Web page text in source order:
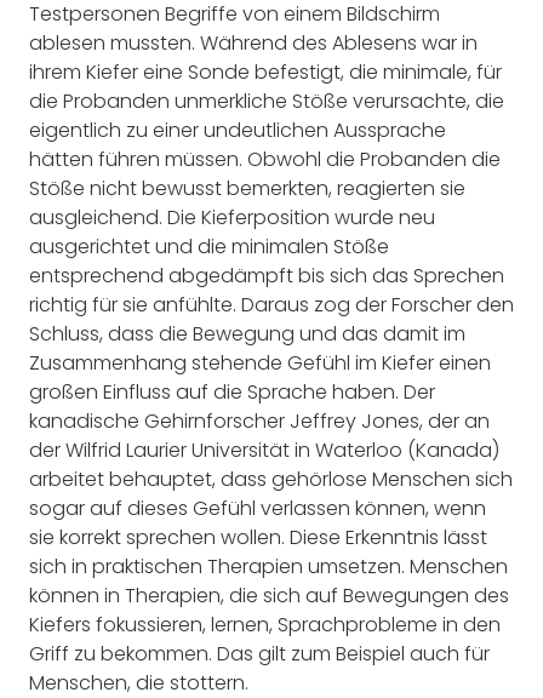
Testpersonen Begriffe von einem Bildschirm
ablesen mussten. Während des Ablesens war in
ihrem Kiefer eine Sonde befestigt, die minimale, für
die Probanden unmerkliche Stöße verursachte, die
eigentlich zu einer undeutlichen Aussprache
hätten führen müssen. Obwohl die Probanden die
Stöße nicht bewusst bemerkten, reagierten sie
ausgleichend. Die Kieferposition wurde neu
ausgerichtet und die minimalen Stöße
entsprechend abgedämpft bis sich das Sprechen
richtig für sie anfühlte. Daraus zog der Forscher den
Schluss, dass die Bewegung und das damit im
Zusammenhang stehende Gefühl im Kiefer einen
großen Einfluss auf die Sprache haben. Der
kanadische Gehirnforscher Jeffrey Jones, der an
der Wilfrid Laurier Universität in Waterloo (Kanada)
arbeitet behauptet, dass gehörlose Menschen sich
sogar auf dieses Gefühl verlassen können, wenn
sie korrekt sprechen wollen. Diese Erkenntnis lässt
sich in praktischen Therapien umsetzen. Menschen
können in Therapien, die sich auf Bewegungen des
Kiefers fokussieren, lernen, Sprachprobleme in den
Griff zu bekommen. Das gilt zum Beispiel auch für
Menschen, die stottern.